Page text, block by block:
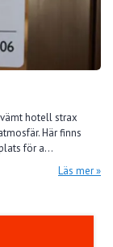
hotell strax
Här finns
för a...
Läs mer